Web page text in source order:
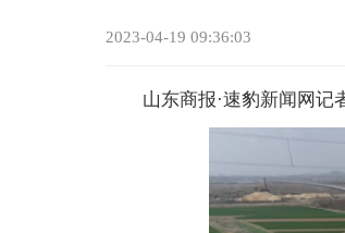
2023-04-19 09:36:03
山东商报·速豹新闻网记